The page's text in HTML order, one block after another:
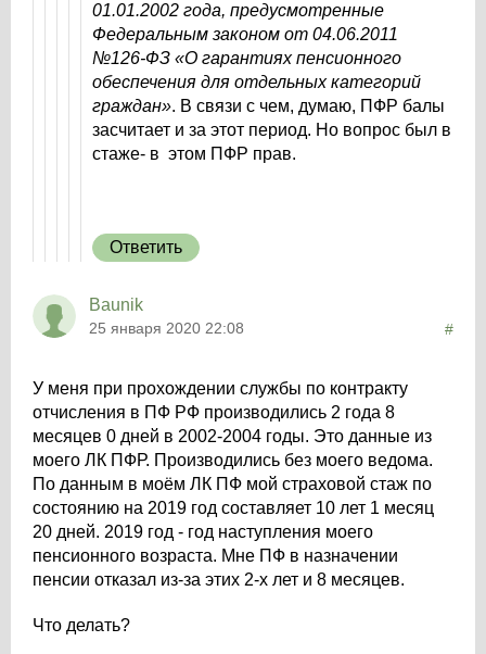
01.01.2002 года, предусмотренные
Федеральным законом от 04.06.2011
№126-ФЗ «О гарантиях пенсионного
обеспечения для отдельных категорий
граждан». В связи с чем, думаю, ПФР балы
засчитает и за этот период. Но вопрос был в
стаже- в этом ПФР прав.
Ответить
Baunik
25 января 2020 22:08 #
У меня при прохождении службы по контракту
отчисления в ПФ РФ производились 2 года 8
месяцев 0 дней в 2002-2004 годы. Это данные из
моего ЛК ПФР. Производились без моего ведома.
По данным в моём ЛК ПФ мой страховой стаж по
состоянию на 2019 год составляет 10 лет 1 месяц
20 дней. 2019 год - год наступления моего
пенсионного возраста. Мне ПФ в назначении
пенсии отказал из-за этих 2-х лет и 8 месяцев.
Что делать?